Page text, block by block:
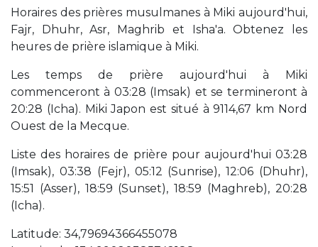
Horaires des prières musulmanes à Miki aujourd'hui,
Fajr, Dhuhr, Asr, Maghrib et Isha'a. Obtenez les
heures de prière islamique à Miki.
Les temps de prière aujourd'hui à Miki
commenceront à 03:28 (Imsak) et se termineront à
20:28 (Icha). Miki Japon est situé à 9114,67 km Nord
Ouest de la Mecque.
Liste des horaires de prière pour aujourd'hui 03:28
(Imsak), 03:38 (Fejr), 05:12 (Sunrise), 12:06 (Dhuhr),
15:51 (Asser), 18:59 (Sunset), 18:59 (Maghreb), 20:28
(Icha).
Latitude: 34,79694366455078